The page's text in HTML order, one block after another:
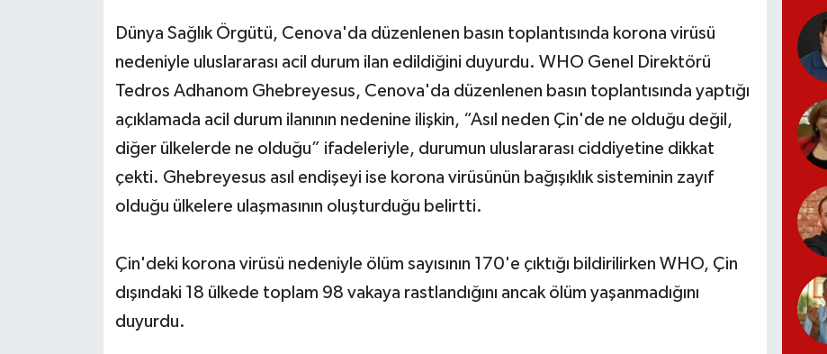
Dünya Sağlık Örgütü, Cenova'da düzenlenen basın toplantısında korona virüsü
nedeniyle uluslararası acil durum ilan edildiğini duyurdu. WHO Genel Direktörü
Tedros Adhanom Ghebreyesus, Cenova'da düzenlenen basın toplantısında yaptığı
açıklamada acil durum ilanının nedenine ilişkin, “Asıl neden Çin'de ne olduğu değil,
diğer ülkelerde ne olduğu” ifadeleriyle, durumun uluslararası ciddiyetine dikkat
çekti. Ghebreyesus asıl endişeyi ise korona virüsünün bağışıklık sisteminin zayıf
olduğu ülkelere ulaşmasının oluşturduğu belirtti.
Çin'deki korona virüsü nedeniyle ölüm sayısının 170'e çıktığı bildirilirken WHO, Çin
dışındaki 18 ülkede toplam 98 vakaya rastlandığını ancak ölüm yaşanmadığını
duyurdu.